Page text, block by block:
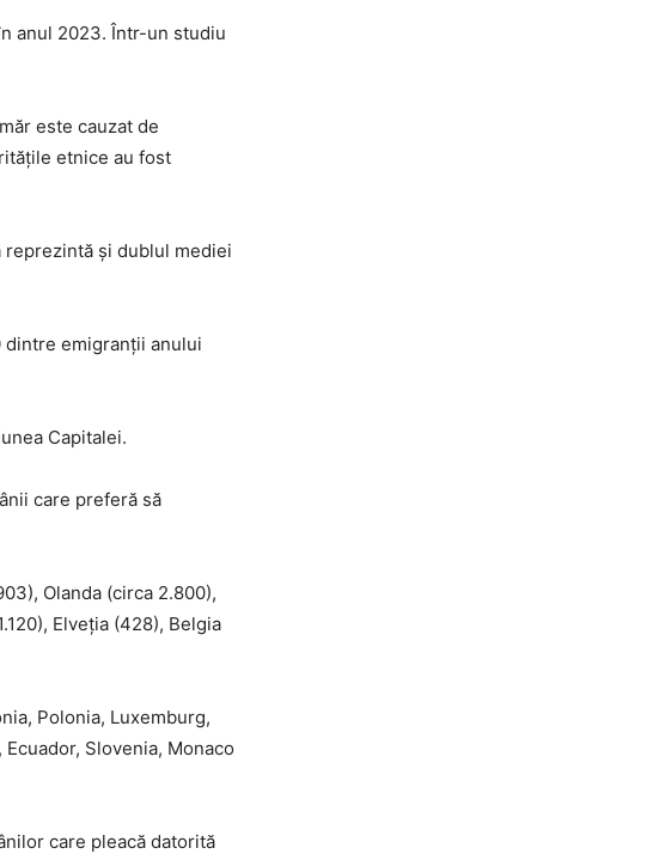
anul 2023. Într-un studiu
este cauzat de
etnice au fost
și dublul mediei
dintre emigranții anului
Capitalei.
care preferă să
Olanda (circa 2.800),
Elveția (428), Belgia
Polonia, Luxemburg,
Slovenia, Monaco
care pleacă datorită